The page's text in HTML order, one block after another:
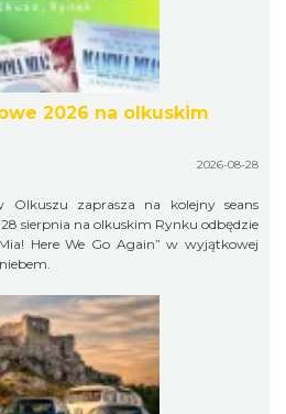
2026 na olkuskim
2026-08-28
Olkuszu zaprasza na kolejny seans
sierpnia na olkuskim Rynku odbędzie
Here We Go Again” w wyjątkowej